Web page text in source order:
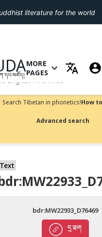
English
literature for the world
HOMEPAGE
OPEN MENU OF MORE
MORE
PAGES
Search Tibetan in phonetics!How
Advanced search
Text
དྲ་ཐག
bdr:MW22933_D76469